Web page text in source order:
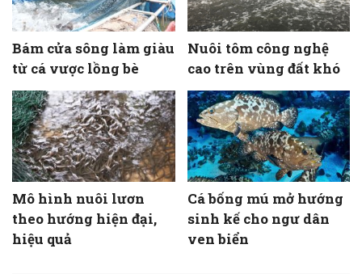
Bám cửa sông làm giàu
từ cá vược lồng bè
Nuôi tôm công nghệ
cao trên vùng đất khó
Mô hình nuôi lươn
theo hướng hiện đại,
hiệu quả
Cá bống mú mở hướng
sinh kế cho ngư dân
ven biển